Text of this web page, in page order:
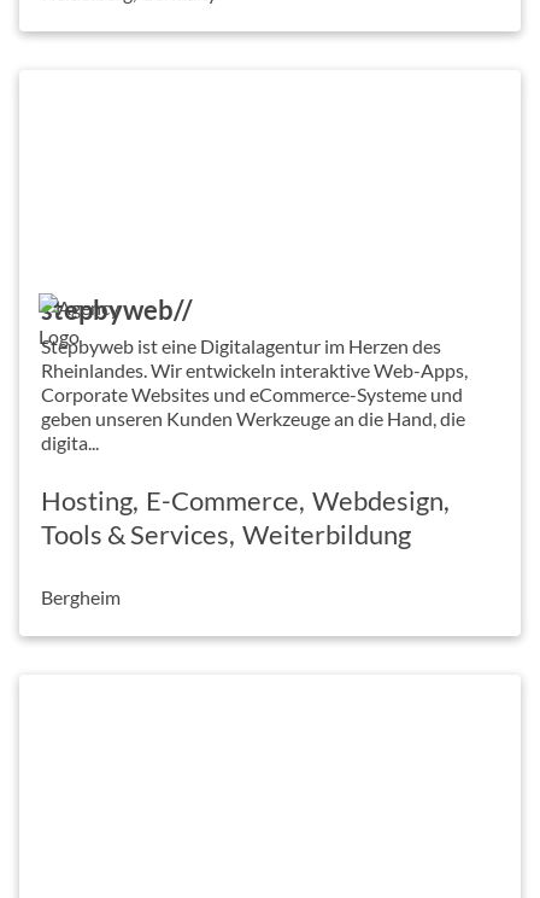
stepbyweb//
Stepbyweb ist eine Digitalagentur im Herzen des
Rheinlandes. Wir entwickeln interaktive Web-Apps,
Corporate Websites und eCommerce-Systeme und
geben unseren Kunden Werkzeuge an die Hand, die
digita...
Hosting E-Commerce Webdesign
Tools & Services Weiterbildung
Bergheim